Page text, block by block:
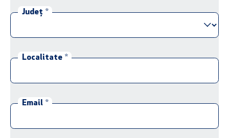
Județ *
Localitate *
Email *